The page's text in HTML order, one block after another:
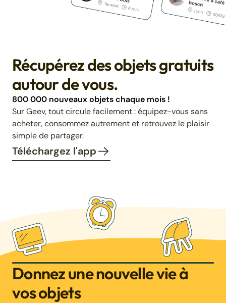
Récupérez des objets gratuits
autour de vous.
800 000 nouveaux objets chaque mois !
Sur Geev, tout circule facilement : équipez-vous sans
acheter, consommez autrement et retrouvez le plaisir
simple de partager.
Téléchargez l'app
Donnez une nouvelle vie à
vos objets